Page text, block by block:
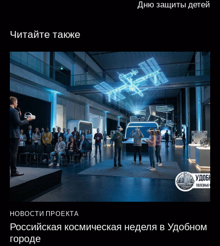
Дню защиты детей
Читайте также
НОВОСТИ ПРОЕКТА
Российская космическая неделя в Удобном
городе